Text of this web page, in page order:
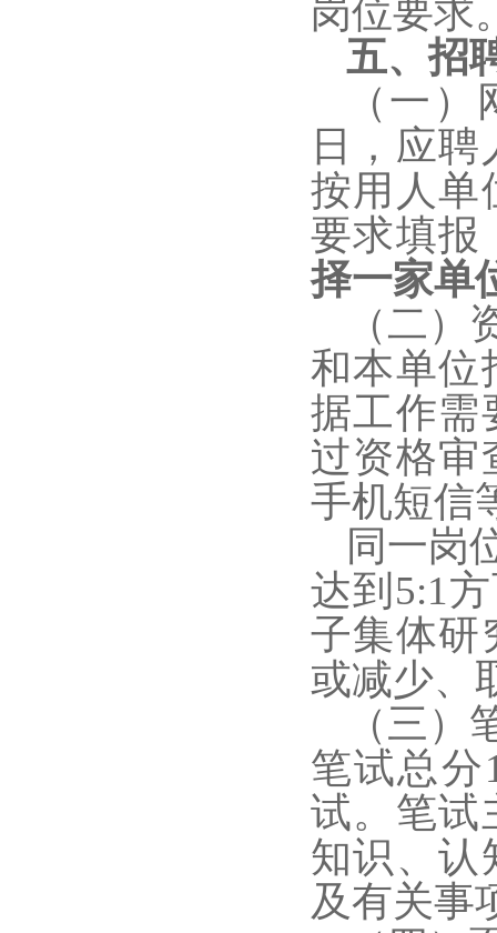
岗位要求
五、招
（一
日，应聘
按用人单
要求填报
择一家单
（二
和本单位
据工作需
过资格审
手机短信
同一岗
达到5:1
子集体研
或减少、
（三）
笔试总分
试。笔试
知识、认
及有关事